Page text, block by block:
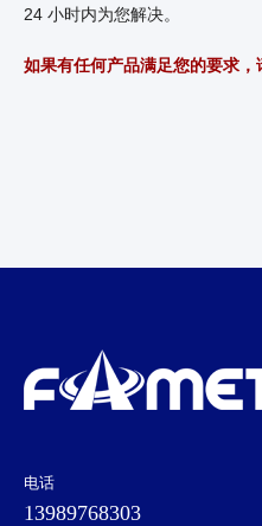
24 小时内为您解决。
如果有任何产品满足您的要求，
电话
13989768303